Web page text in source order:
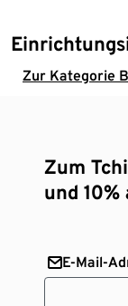
Zur Kategorie
Zum
und
E-Mail-